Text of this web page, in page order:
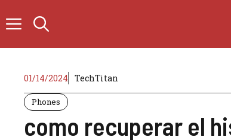
to
01/14/2024 TechTitan
Phones
como recuperar el